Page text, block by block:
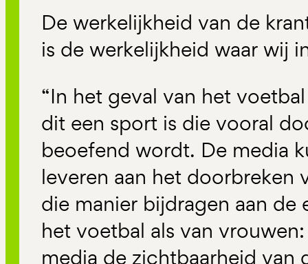
De werkelijkheid van de
is de werkelijkheid waar wij
“In het geval van het
dit een sport is die vooral
beoefend wordt. De media
leveren aan het doorbreken
die manier bijdragen aan de
het voetbal als van
media de zichtbaarheid van